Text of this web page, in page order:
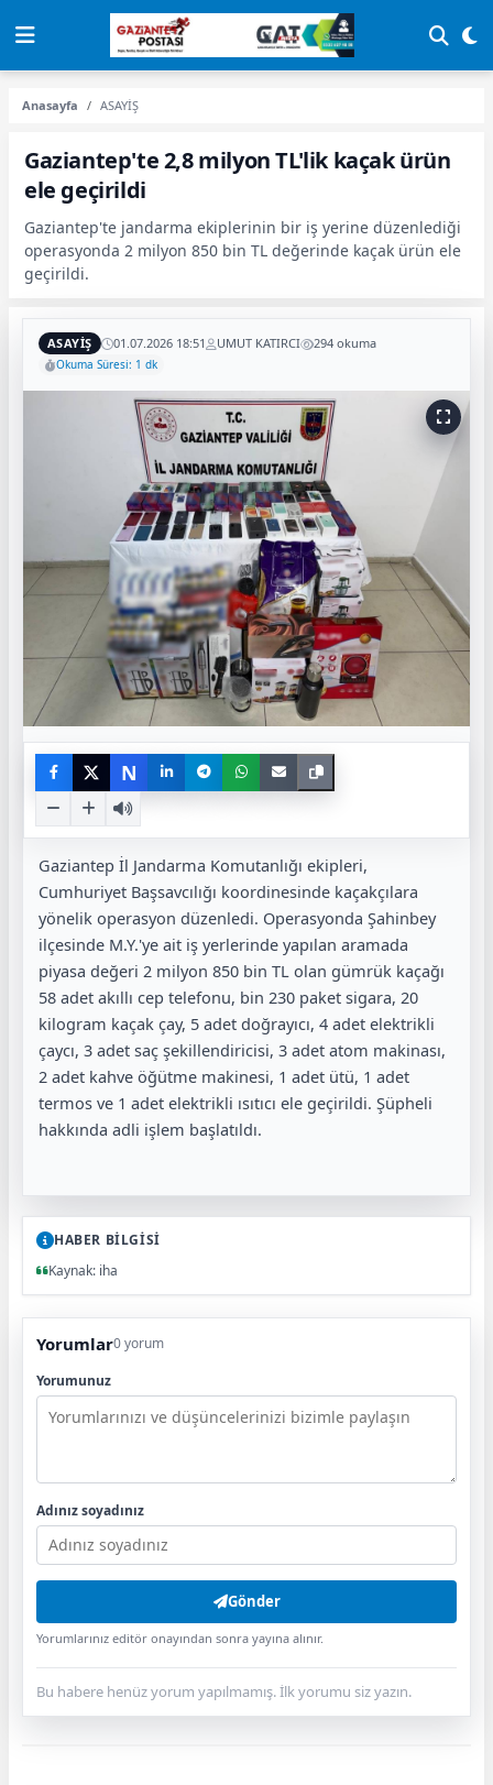
Anasayfa ASAYİŞ
Gaziantep'te 2,8 milyon TL'lik kaçak ürün
ele geçirildi
Gaziantep'te jandarma ekiplerinin bir iş yerine düzenlediği
operasyonda 2 milyon 850 bin TL değerinde kaçak ürün ele
geçirildi.
ASAYİŞ 01.07.2026 18:51 UMUT KATIRCI 294 okuma
Okuma Süresi: 1 dk
N
Gaziantep İl Jandarma Komutanlığı ekipleri,
Cumhuriyet Başsavcılığı koordinesinde kaçakçılara
yönelik operasyon düzenledi. Operasyonda Şahinbey
ilçesinde M.Y.'ye ait iş yerlerinde yapılan aramada
piyasa değeri 2 milyon 850 bin TL olan gümrük kaçağı
58 adet akıllı cep telefonu, bin 230 paket sigara, 20
kilogram kaçak çay, 5 adet doğrayıcı, 4 adet elektrikli
çaycı, 3 adet saç şekillendiricisi, 3 adet atom makinası,
2 adet kahve öğütme makinesi, 1 adet ütü, 1 adet
termos ve 1 adet elektrikli ısıtıcı ele geçirildi. Şüpheli
hakkında adli işlem başlatıldı.
HABER BİLGİSİ
Kaynak: iha
Yorumlar0 yorum
Yorumunuz
Adınız soyadınız
Gönder
Yorumlarınız editör onayından sonra yayına alınır.
Bu habere henüz yorum yapılmamış. İlk yorumu siz yazın.